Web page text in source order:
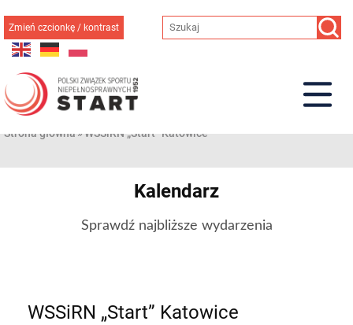
do
treści
Zmień czcionkę / kontrast
Strona główna»WSSiRN „Start” Katowice
Kalendarz
Sprawdź najbliższe wydarzenia
WSSiRN „Start” Katowice